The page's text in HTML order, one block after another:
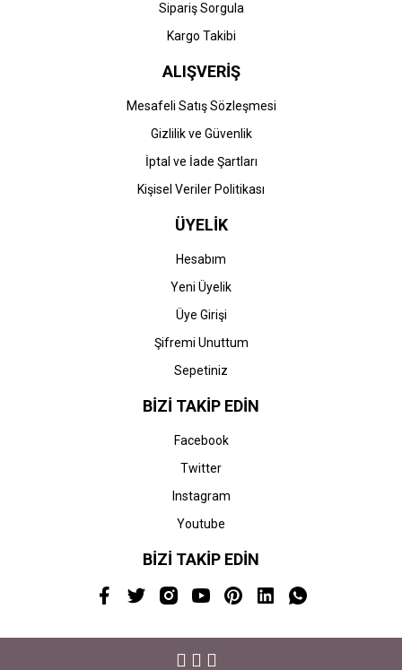
Sipariş Sorgula
Kargo Takibi
ALIŞVERİŞ
Mesafeli Satış Sözleşmesi
Gizlilik ve Güvenlik
İptal ve İade Şartları
Kişisel Veriler Politikası
ÜYELİK
Hesabım
Yeni Üyelik
Üye Girişi
Şifremi Unuttum
Sepetiniz
BİZİ TAKİP EDİN
Facebook
Twitter
Instagram
Youtube
BİZİ TAKİP EDİN